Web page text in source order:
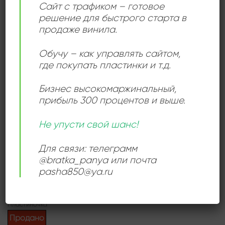
Add to
wishlist
Леонид Дербенев.
Группа «Аракс» – Песни
Из К/ф „Узнай Меня”
960,00₽
Пластиночка
Продано
Сайт с трафиком – готовое
решение для быстрого старта в
продаже винила.
Обучу – как управлять сайтом,
где покупать пластинки и т.д.
Бизнес высокомаржинальный,
прибыль 300 процентов и выше.
Не упусти свой шанс!
Для связи: телеграмм
@bratka_panya или почта
pasha850@ya.ru